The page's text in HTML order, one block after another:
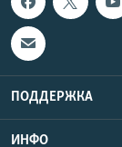
ПОДДЕРЖКА
ИНФО